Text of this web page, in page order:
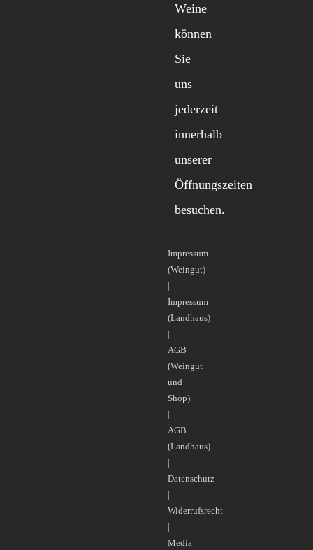
Weine
können
Sie
uns
jederzeit
innerhalb
unserer
Öffnungszeiten
besuchen.
Impressum
(Weingut)
|
Impressum
(Landhaus)
|
AGB
(Weingut
und
Shop)
|
AGB
(Landhaus)
|
Datenschutz
|
Widerrufsrecht
|
Media